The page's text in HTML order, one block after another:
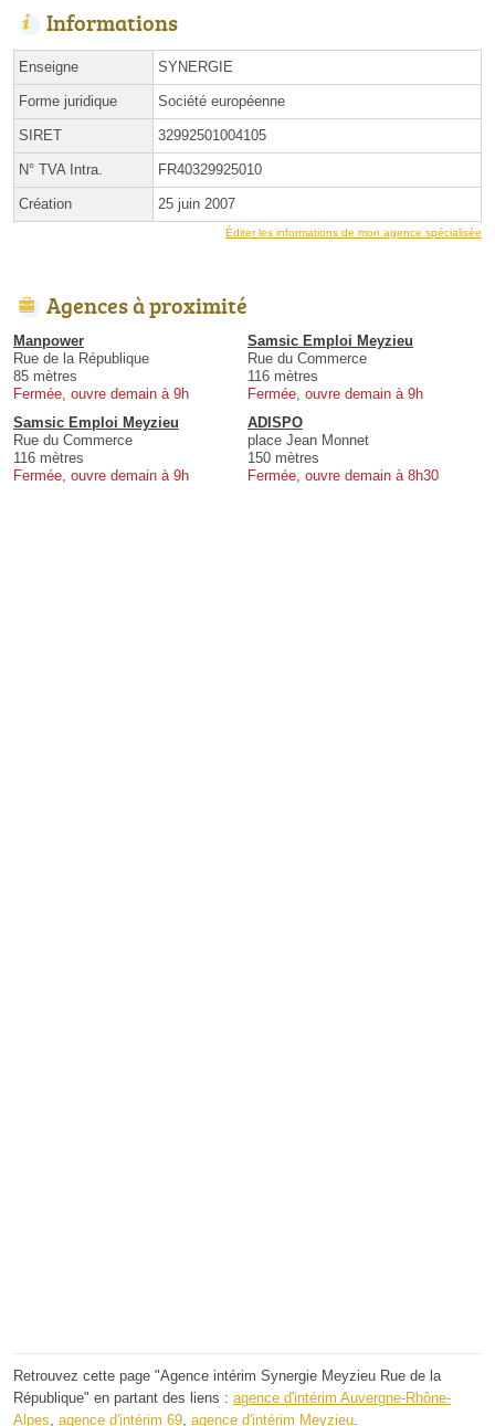
Informations
Enseigne SYNERGIE
Forme juridique Société européenne
SIRET 32992501004105
N° TVA Intra. FR40329925010
Création 25 juin 2007
Éditer les informations de mon agence spécialisée
Agences à proximité
Manpower
Rue de la République
85 mètres
Fermée, ouvre demain à 9h
Samsic Emploi Meyzieu
Rue du Commerce
116 mètres
Fermée, ouvre demain à 9h
Samsic Emploi Meyzieu
Rue du Commerce
116 mètres
Fermée, ouvre demain à 9h
ADISPO
place Jean Monnet
150 mètres
Fermée, ouvre demain à 8h30
Retrouvez cette page "Agence intérim Synergie Meyzieu Rue de la
République" en partant des liens : agence d'intérim Auvergne-Rhône-
Alpes, agence d'intérim 69, agence d'intérim Meyzieu.